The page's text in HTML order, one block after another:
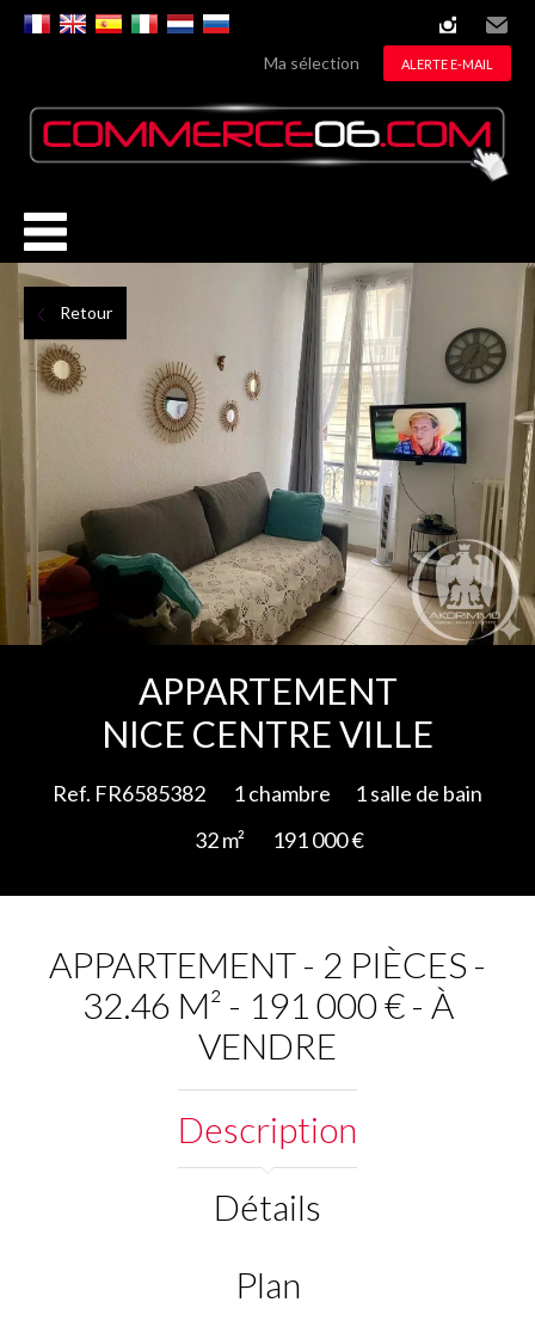
instagram
Email
Ma sélection ALERTE E-MAIL
Retour
APPARTEMENT
NICE CENTRE VILLE
Ref. FR6585382 1 chambre
1 salle de bain
32 m²
191 000 €
APPARTEMENT - 2 PIÈCES -
32.46 M² - 191 000 € - À
VENDRE
Description
Détails
Plan